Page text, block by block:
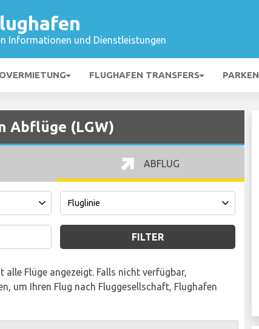
Informationen und Dienstleistungen
FLUGHAFEN TRANSFERS PARKEN
Abflüge (LGW)
ABFLUG
FILTER
alle Flüge angezeigt. Falls nicht verfügbar,
um Ihren Flug nach Fluggesellschaft, Flughafen